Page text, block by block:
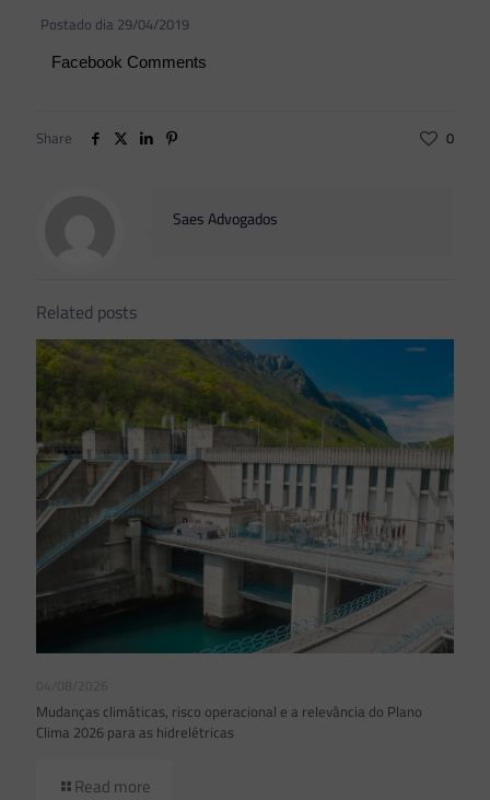
Postado dia 29/04/2019
Facebook Comments
Share 0
Saes Advogados
Related posts
04/08/2026
Mudanças climáticas, risco operacional e a relevância do Plano
Clima 2026 para as hidrelétricas
Read more